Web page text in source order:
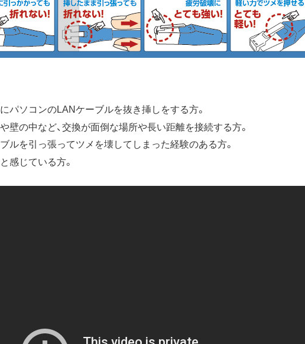
パソコンのLANケーブルを抜き挿しをする方。
壁の中など、交換が面倒な場所や長い距離を接続する方。
ルを引っ張ってツメを壊してしまった経験のある方。
感じている方。